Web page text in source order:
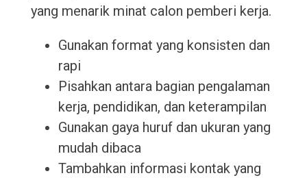
yang menarik minat calon pemberi kerja.
Gunakan format yang konsisten dan
rapi
Pisahkan antara bagian pengalaman
kerja, pendidikan, dan keterampilan
Gunakan gaya huruf dan ukuran yang
mudah dibaca
Tambahkan informasi kontak yang